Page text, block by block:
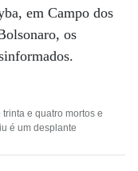
em Campo dos
os
e quatro mortos e
é um desplante